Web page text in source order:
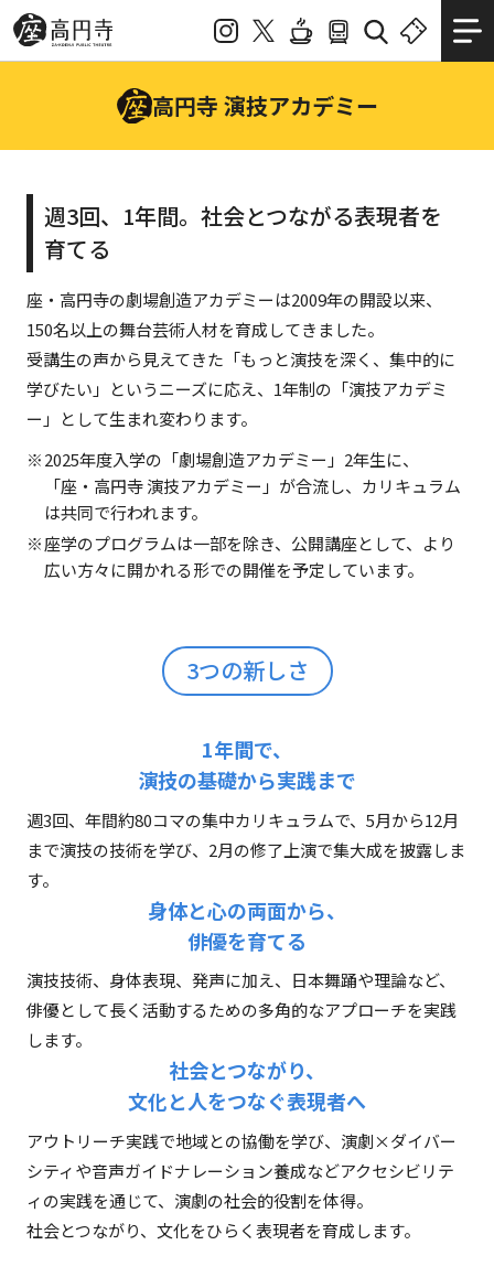
高円寺 演技アカデミー
週3回、1年間。社会とつながる表現者を
育てる
座・高円寺の劇場創造アカデミーは2009年の開設以来、
150名以上の舞台芸術人材を育成してきました。
受講生の声から見えてきた「もっと演技を深く、集中的に
学びたい」というニーズに応え、1年制の「演技アカデミ
ー」として生まれ変わります。
2025年度入学の「劇場創造アカデミー」2年生に、
「座・高円寺 演技アカデミー」が合流し、カリキュラム
は共同で行われます。
座学のプログラムは一部を除き、公開講座として、より
広い方々に開かれる形での開催を予定しています。
3つの新しさ
1年間で、
演技の基礎から実践まで
週3回、年間約80コマの集中カリキュラムで、5月から12月
まで演技の技術を学び、2月の修了上演で集大成を披露しま
す。
身体と心の両面から、
俳優を育てる
演技技術、身体表現、発声に加え、日本舞踊や理論など、
俳優として長く活動するための多角的なアプローチを実践
します。
社会とつながり、
文化と人をつなぐ表現者へ
アウトリーチ実践で地域との協働を学び、演劇×ダイバー
シティや音声ガイドナレーション養成などアクセシビリテ
ィの実践を通じて、演劇の社会的役割を体得。
社会とつながり、文化をひらく表現者を育成します。